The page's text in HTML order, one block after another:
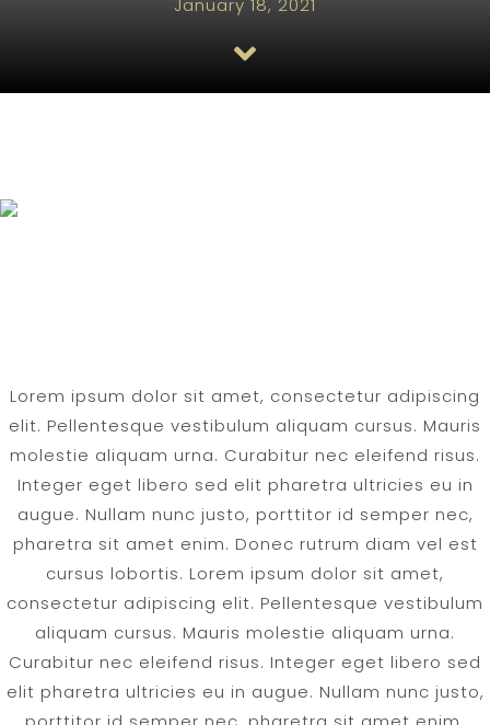
30 SERIES DOUBLE CHAMBER FOUNTAINS
January 18, 2021
Lorem ipsum dolor sit amet, consectetur adipiscing
elit. Pellentesque vestibulum aliquam cursus. Mauris
molestie aliquam urna. Curabitur nec eleifend risus.
Integer eget libero sed elit pharetra ultricies eu in
augue. Nullam nunc justo, porttitor id semper nec,
pharetra sit amet enim. Donec rutrum diam vel est
cursus lobortis. Lorem ipsum dolor sit amet,
consectetur adipiscing elit. Pellentesque vestibulum
aliquam cursus. Mauris molestie aliquam urna.
Curabitur nec eleifend risus. Integer eget libero sed
elit pharetra ultricies eu in augue. Nullam nunc justo,